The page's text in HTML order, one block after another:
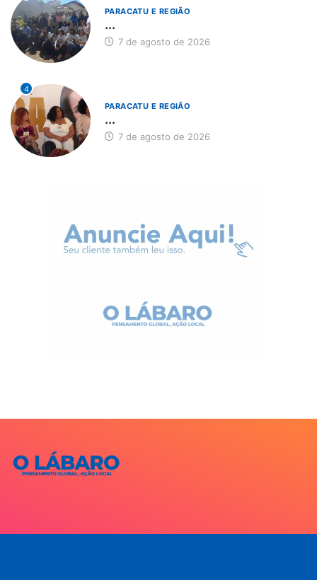
PARACATU E REGIÃO
...
7 de agosto de 2026
4
PARACATU E REGIÃO
...
7 de agosto de 2026